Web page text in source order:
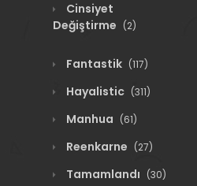
Cinsiyet
Değiştirme (2)
Fantastik (117)
Hayalistic (311)
Manhua (61)
Reenkarne (27)
Tamamlandı (30)